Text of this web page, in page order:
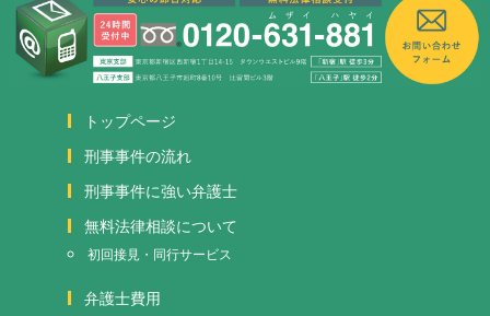
トップページ
刑事事件の流れ
刑事事件に強い弁護士
無料法律相談について
初回接見・同行サービス
弁護士費用